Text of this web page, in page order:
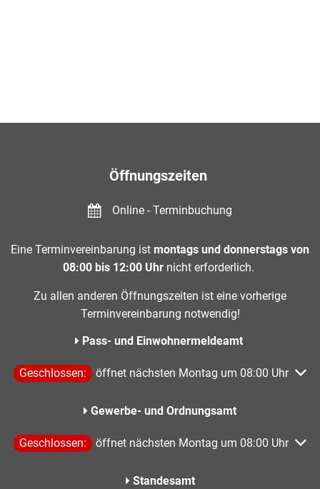
Öffnungszeiten
Online - Terminbuchung
Eine Terminvereinbarung ist montags und donnerstags von
08:00 bis 12:00 Uhr nicht erforderlich.
Zu allen anderen Öffnungszeiten ist eine vorherige
Terminvereinbarung notwendig!
Pass- und Einwohnermeldeamt
Klicken, um weitere Öffnungs- oder Schließzeiten
Geschlossen: öffnet nächsten Montag um 08:00 Uhr
Gewerbe- und Ordnungsamt
Klicken, um weitere Öffnungs- oder Schließzeiten
Geschlossen: öffnet nächsten Montag um 08:00 Uhr
Standesamt